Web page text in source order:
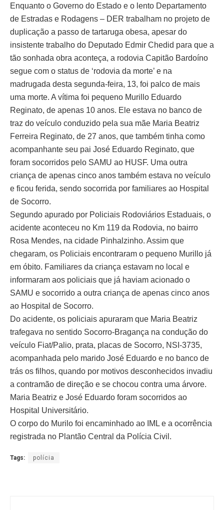
Enquanto o Governo do Estado e o lento Departamento
de Estradas e Rodagens – DER trabalham no projeto de
duplicação a passo de tartaruga obesa, apesar do
insistente trabalho do Deputado Edmir Chedid para que a
tão sonhada obra aconteça, a rodovia Capitão Bardoíno
segue com o status de ‘rodovia da morte’ e na
madrugada desta segunda-feira, 13, foi palco de mais
uma morte. A vítima foi pequeno Murillo Eduardo
Reginato, de apenas 10 anos. Ele estava no banco de
traz do veículo conduzido pela sua mãe Maria Beatriz
Ferreira Reginato, de 27 anos, que também tinha como
acompanhante seu pai José Eduardo Reginato, que
foram socorridos pelo SAMU ao HUSF. Uma outra
criança de apenas cinco anos também estava no veículo
e ficou ferida, sendo socorrida por familiares ao Hospital
de Socorro.
Segundo apurado por Policiais Rodoviários Estaduais, o
acidente aconteceu no Km 119 da Rodovia, no bairro
Rosa Mendes, na cidade Pinhalzinho. Assim que
chegaram, os Policiais encontraram o pequeno Murillo já
em óbito. Familiares da criança estavam no local e
informaram aos policiais que já haviam acionado o
SAMU e socorrido a outra criança de apenas cinco anos
ao Hospital de Socorro.
Do acidente, os policiais apuraram que Maria Beatriz
trafegava no sentido Socorro-Bragança na condução do
veículo Fiat/Palio, prata, placas de Socorro, NSI-3735,
acompanhada pelo marido José Eduardo e no banco de
trás os filhos, quando por motivos desconhecidos invadiu
a contramão de direção e se chocou contra uma árvore.
Maria Beatriz e José Eduardo foram socorridos ao
Hospital Universitário.
O corpo do Murilo foi encaminhado ao IML e a ocorrência
registrada no Plantão Central da Polícia Civil.
Tags: polícia